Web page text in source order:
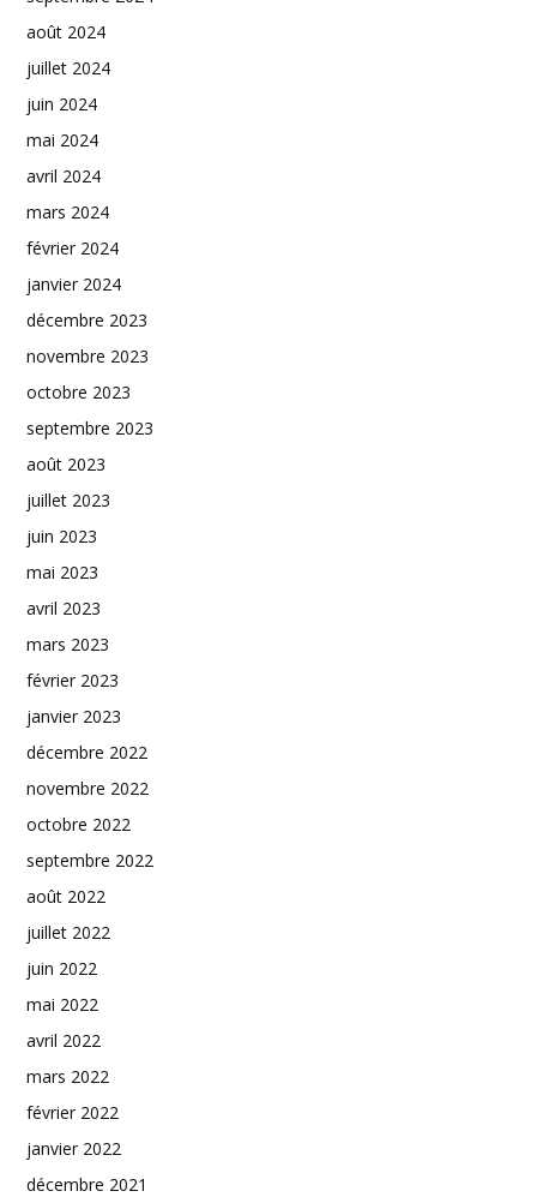
août 2024
juillet 2024
juin 2024
mai 2024
avril 2024
mars 2024
février 2024
janvier 2024
décembre 2023
novembre 2023
octobre 2023
septembre 2023
août 2023
juillet 2023
juin 2023
mai 2023
avril 2023
mars 2023
février 2023
janvier 2023
décembre 2022
novembre 2022
octobre 2022
septembre 2022
août 2022
juillet 2022
juin 2022
mai 2022
avril 2022
mars 2022
février 2022
janvier 2022
décembre 2021